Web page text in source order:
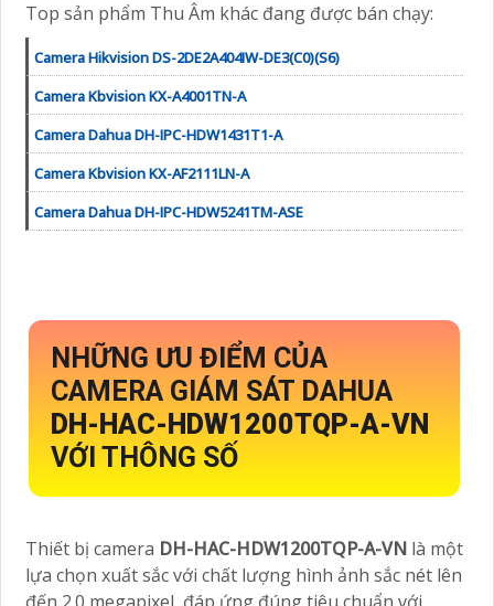
Top sản phẩm Thu Âm khác đang được bán chạy:
Camera Hikvision DS-2DE2A404IW-DE3(C0)(S6)
Camera Kbvision KX-A4001TN-A
Camera Dahua DH-IPC-HDW1431T1-A
Camera Kbvision KX-AF2111LN-A
Camera Dahua DH-IPC-HDW5241TM-ASE
NHỮNG ƯU ĐIỂM CỦA
CAMERA GIÁM SÁT DAHUA
DH-HAC-HDW1200TQP-A-VN
VỚI THÔNG SỐ
Thiết bị camera DH-HAC-HDW1200TQP-A-VN là một
lựa chọn xuất sắc với chất lượng hình ảnh sắc nét lên